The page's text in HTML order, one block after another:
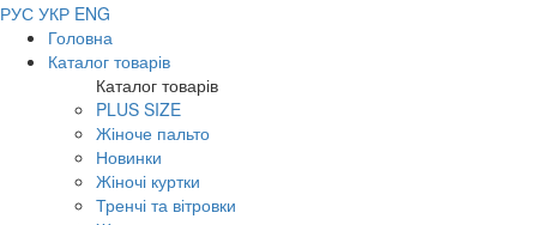
РУС УКР ENG
Головна
Каталог товарів
Каталог товарів
PLUS SIZE
Жіноче пальто
Новинки
Жіночі куртки
Тренчі та вітровки